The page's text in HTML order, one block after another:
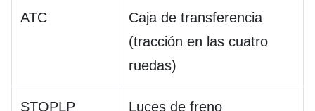
ATC
Caja de transferencia
(tracción en las cuatro
ruedas)
STOPLP Luces de freno